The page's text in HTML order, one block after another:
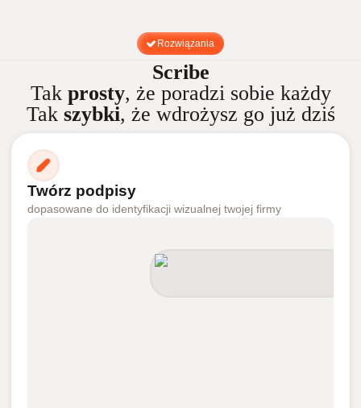
Rozwiązania
Scribe
Tak prosty, że poradzi sobie każdy
Tak szybki, że wdrożysz go już dziś
Twórz podpisy
dopasowane do identyfikacji wizualnej twojej firmy